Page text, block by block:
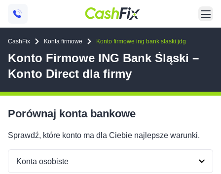
CashFix Konta firmowe Konto firmowe ing bank slaski jdg
Konto Firmowe ING Bank Śląski –
Konto Direct dla firmy
Porównaj konta bankowe
Sprawdź, które konto ma dla Ciebie najlepsze warunki.